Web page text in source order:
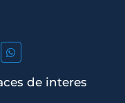
de interes